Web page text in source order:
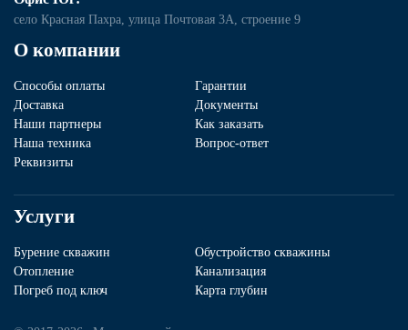
О компании
Способы оплаты
Гарантии
Доставка
Документы
Наши партнеры
Как заказать
Наша техника
Вопрос-ответ
Реквизиты
Услуги
Бурение скважин
Обустройство скважины
Отопление
Канализация
Погреб под ключ
Карта глубин
село Красная Пахра, улица Почтовая 3А, строение 9